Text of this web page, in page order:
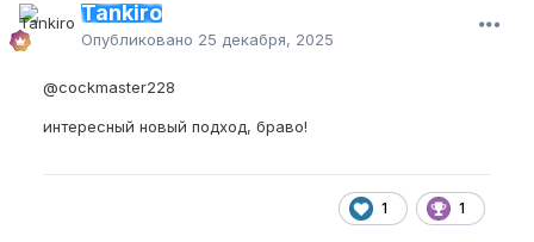
Tankiro
Опубликовано 25 декабря, 2025
@cockmaster228
интересный новый подход, браво!
1 1